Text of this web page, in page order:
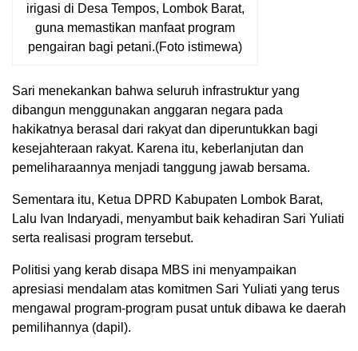
irigasi di Desa Tempos, Lombok Barat,
guna memastikan manfaat program
pengairan bagi petani.(Foto istimewa)
Sari menekankan bahwa seluruh infrastruktur yang
dibangun menggunakan anggaran negara pada
hakikatnya berasal dari rakyat dan diperuntukkan bagi
kesejahteraan rakyat. Karena itu, keberlanjutan dan
pemeliharaannya menjadi tanggung jawab bersama.
Sementara itu, Ketua DPRD Kabupaten Lombok Barat,
Lalu Ivan Indaryadi, menyambut baik kehadiran Sari Yuliati
serta realisasi program tersebut.
Politisi yang kerab disapa MBS ini menyampaikan
apresiasi mendalam atas komitmen Sari Yuliati yang terus
mengawal program-program pusat untuk dibawa ke daerah
pemilihannya (dapil).